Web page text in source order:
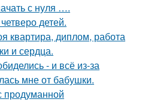
с нуля ….
детей.
квартира, диплом, работа
и сердца.
- и всё из-за
мне от бабушки.
продуманной